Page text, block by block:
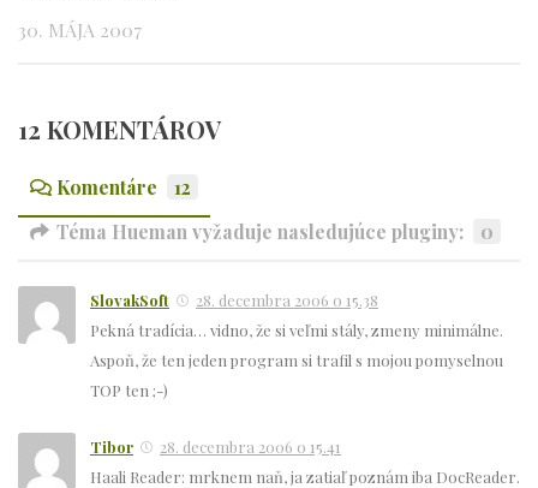
30. MÁJA 2007
12 KOMENTÁROV
Komentáre
12
Téma Hueman vyžaduje nasledujúce pluginy:
0
SlovakSoft
28. decembra 2006 o 15.38
Pekná tradícia… vidno, že si veľmi stály, zmeny minimálne.
Aspoň, že ten jeden program si trafil s mojou pomyselnou
TOP ten ;-)
Tibor
28. decembra 2006 o 15.41
Haali Reader: mrknem naň, ja zatiaľ poznám iba DocReader.